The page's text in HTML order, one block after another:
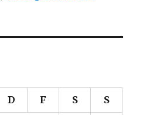
D F S S